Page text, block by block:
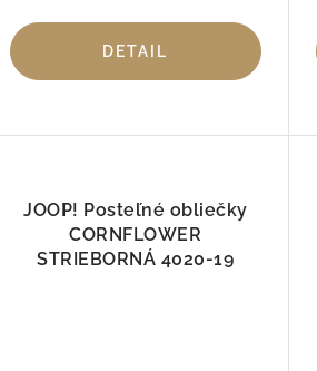
DETAIL
JOOP! Posteľné obliečky
CORNFLOWER
STRIEBORNÁ 4020-19